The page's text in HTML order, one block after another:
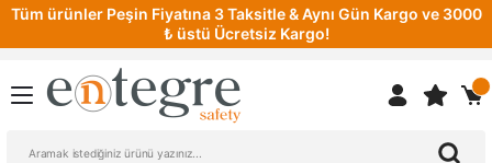
Tüm ürünler Peşin Fiyatına 3 Taksitle & Aynı Gün Kargo ve 3000
₺ üstü Ücretsiz Kargo!